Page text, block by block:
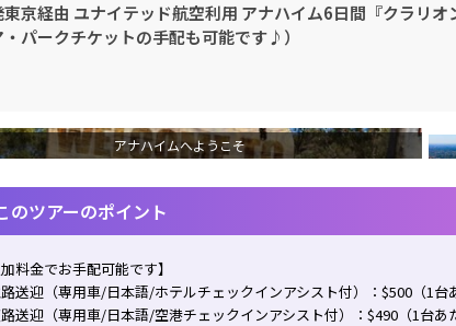
京経由 ユナイテッド航空利用 アナハイム6日間『クラリオ
パークチケットの手配も可能です♪）
アナハイムへようこそ
のツアーのポイント
料金でお手配可能です】
送迎（専用車/日本語/ホテルチェックインアシスト付）：$500（1台
送迎（専用車/日本語/空港チェックインアシスト付）：$490（1台あ